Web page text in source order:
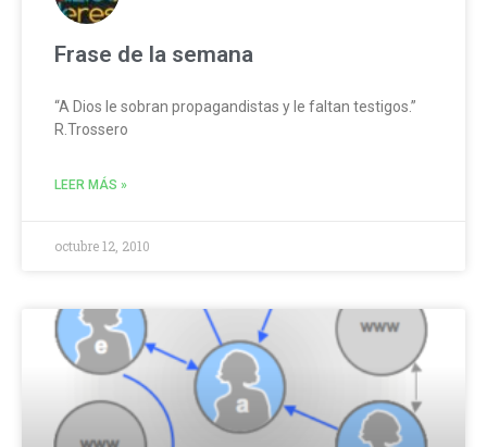
Frase de la semana
“A Dios le sobran propagandistas y le faltan testigos.”
R.Trossero
LEER MÁS »
octubre 12, 2010